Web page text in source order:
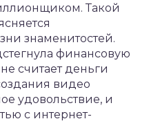
Такой
знаменитостей.
финансовую
считает деньги
видео
удовольствие, и
с интернет-